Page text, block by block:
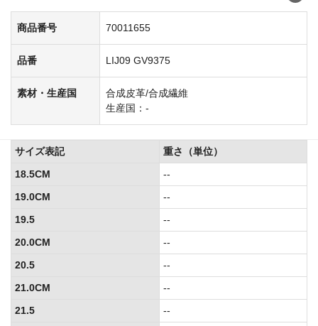
商品番号 70011655
品番 LIJ09 GV9375
素材・生産国
合成皮革/合成繊維
生産国：-
サイズ表記
重さ（単位）
18.5CM
--
19.0CM
--
19.5
--
20.0CM
--
20.5
--
21.0CM
--
21.5
--